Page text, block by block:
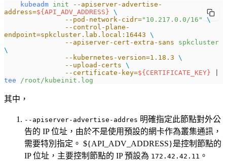
    kubeadm
init --apiserver-advertise-
address=${ API_ADV_ADDRESS } \
               --pod-network-cidr=
"10.217.0.0/16"
\
endpoint=spkcluster.lab.local:16443 \
               --apiserver-cert-extra-sans
spkcluster
\
               --kubernetes-version=1.18.3
\
               --upload-certs
\
               --certificate-key=
${ CERTIFICATE_KEY }
tee /root/kubeinit.log
其中，
--apiserver-advertise-addres 明確指定此節點對外公
告的 IP 位址，由於不是使用預設的網卡作為叢集通訊，
需要特別指定。 ${API_ADV_ADDRESS}是控制節點的
IP 位址，主要控制節點的 IP 預設為 172.42.42.11 。